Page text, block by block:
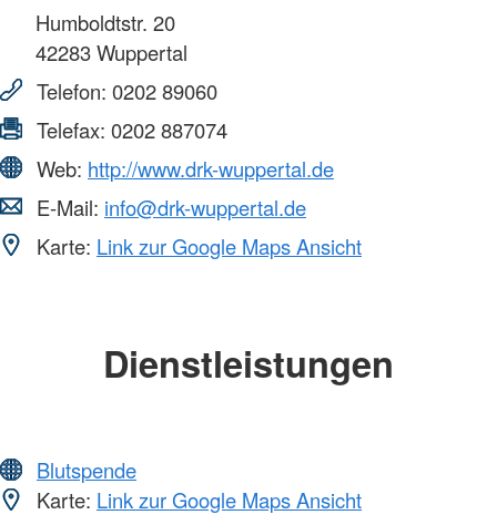
Humboldtstr. 20
42283Wuppertal
Telefon: 0202 89060
Telefax: 0202 887074
Web: http://www.drk-wuppertal.de
E-Mail: info@drk-wuppertal.de
Karte: Link zur Google Maps Ansicht
Dienstleistungen
Blutspende
Karte: Link zur Google Maps Ansicht